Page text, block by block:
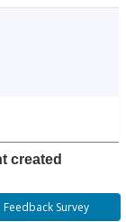
created
Feedback Survey